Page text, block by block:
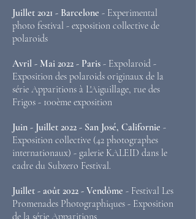
Juillet 2021 - Barcelone - Experimental
photo festival - exposition collective de
polaroids
Avril - Mai 2022 - Paris - Expolaroid -
Exposition des polaroids originaux de la
série Apparitions à L'Aiguillage, rue des
Frigos - 100ème exposition
Juin - Juillet 2022 - San José, Californie -
Exposition collective (42 photographes
internationaux) - galerie KALEID dans le
cadre du Subzero Festival.
Juillet - août 2022 - Vendôme - Festival Les
Promenades Photographiques - Exposition
de la série Apparitions